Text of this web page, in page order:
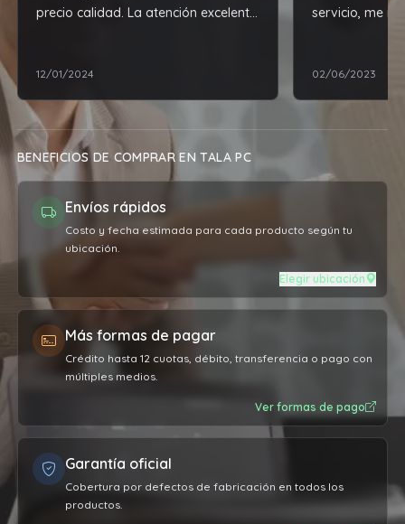
precio calidad. La atención excelente
12/01/2024
servicio, me
02/06/2023
BENEFICIOS DE COMPRAR EN TALA PC
Envíos rápidos
Costo y fecha estimada para cada producto según tu
ubicación.
Elegir ubicación
Más formas de pagar
Crédito hasta 12 cuotas, débito, transferencia o pago con
múltiples medios.
Ver formas de pago
Garantía oficial
Cobertura por defectos de fabricación en todos los
productos.